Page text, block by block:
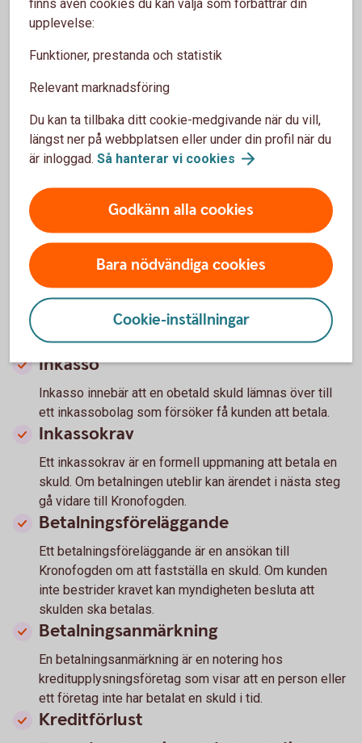
Gör kreditupplysning på nya kunder
Var tydlig med betalningsvillkor
Fakturera direkt efter utfört arbete
uteblir
Begrepp att känna till när kunder
inte betalar
Betalningspåminnelse
En betalningspåminnelse skickas när en faktura inte
har betalats i tid. Den uppmanar kunden att betala
skulden och kan innehålla en påminnelseavgift enligt
gällande regler.
Inkasso
Inkasso innebär att en obetald skuld lämnas över till
ett inkassobolag som försöker få kunden att betala.
Inkassokrav
Ett inkassokrav är en formell uppmaning att betala en
skuld. Om betalningen uteblir kan ärendet i nästa steg
gå vidare till Kronofogden.
Betalningsföreläggande
Ett betalningsföreläggande är en ansökan till
Kronofogden om att fastställa en skuld. Om kunden
inte bestrider kravet kan myndigheten besluta att
skulden ska betalas.
Betalningsanmärkning
En betalningsanmärkning är en notering hos
kreditupplysningsföretag som visar att en person eller
ett företag inte har betalat en skuld i tid.
Kreditförlust
upplevelse:
Funktioner, prestanda och statistik
Relevant marknadsföring
Du kan ta tillbaka ditt cookie-medgivande när du vill,
längst ner på webbplatsen eller under din profil när du
är inloggad. Så hanterar vi cookies
Godkänn alla cookies
Bara nödvändiga cookies
Cookie-inställningar